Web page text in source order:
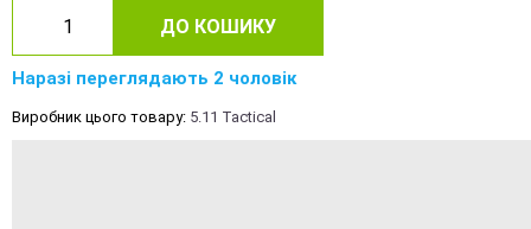
ДО КОШИКУ
Наразі переглядають 2 чоловік
Виробник цього товару: 5.11 Tactical